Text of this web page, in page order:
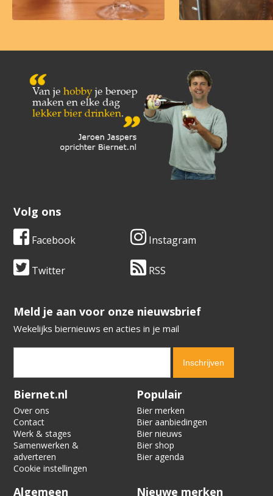
Volg ons
Facebook Instagram
Twitter RSS
​​​​​​​Meld je aan voor onze nieuwsbrief
Wekelijks biernieuws en acties in je mail
Verification code:
Biernet.nl
Over ons
Contact
Werk & stages
Samenwerken &
adverteren
Cookie instellingen
Populair
Bier merken
Bier aanbiedingen
Bier nieuws
Bier shop
Bier agenda
Algemeen Nieuwe merken